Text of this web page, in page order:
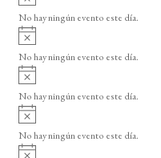
o
v
i
o
No hay ningún evento este día.
A
v
i
o
No hay ningún evento este día.
A
v
i
o
No hay ningún evento este día.
A
v
i
No hay ningún evento este día.
A